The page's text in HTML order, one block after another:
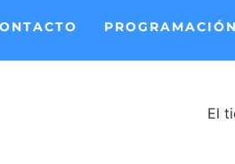
PROGRAMACIÓN
El